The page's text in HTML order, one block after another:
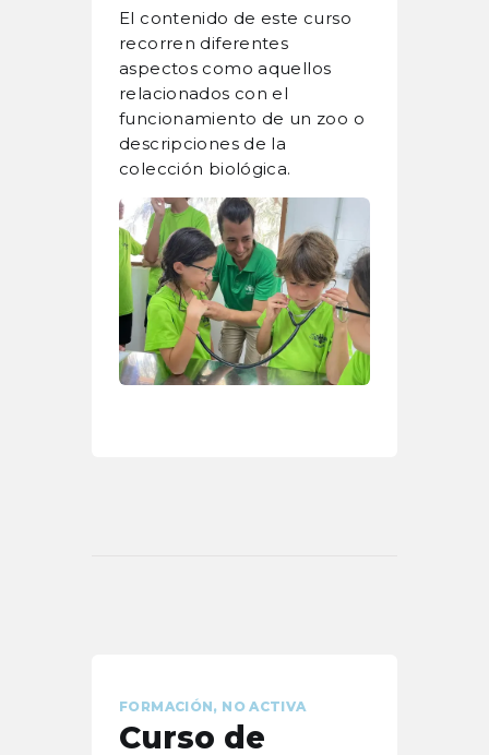
El contenido de este curso
recorren diferentes
aspectos como aquellos
relacionados con el
funcionamiento de un zoo o
descripciones de la
colección biológica.
FORMACIÓN, NO ACTIVA
Curso de